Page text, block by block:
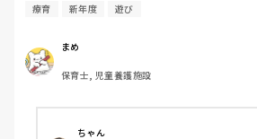
療育 新年度 遊び
まめ
保育士, 児童養護施設
ちゃん